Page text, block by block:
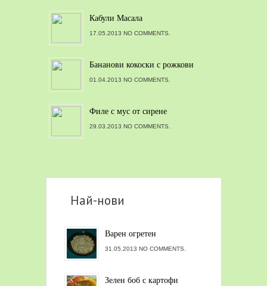
Кабули Масала
17.05.2013 NO COMMENTS.
Бананови кокоски с рожкови
01.04.2013 NO COMMENTS.
Филе с мус от сирене
29.03.2013 NO COMMENTS.
Най-нови
Варен огретен
31.05.2013 NO COMMENTS.
Зелен боб с картофи